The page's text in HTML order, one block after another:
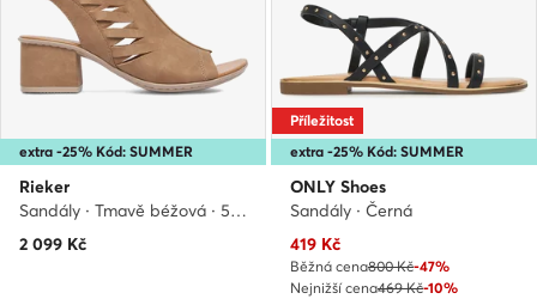
extra -25% Kód: SUMMER
Rieker
Sandály · Tmavě béžová · 5.5 cm
2 099 Kč
extra -25% Kód: SUMMER
Příležitost
ONLY Shoes
Sandály · Černá
Aktuální cena
419 Kč
Běžná cena800 Kč-47%
Nejnižší cena469 Kč-10%